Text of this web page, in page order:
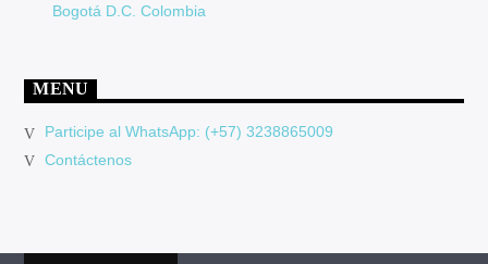
Bogotá D.C. Colombia
MENU
Participe al WhatsApp: (+57) 3238865009
Contáctenos